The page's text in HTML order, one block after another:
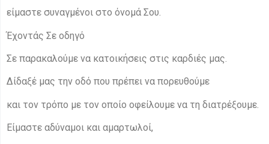
είμαστε συναγμένοι στο όνομά Σου.
Έχοντάς Σε οδηγό
Σε παρακαλούμε να κατοικήσεις στις καρδιές μας.
Δίδαξέ μας την οδό που πρέπει να πορευθούμε
και τον τρόπο με τον οποίο οφείλουμε να τη διατρέξουμε.
Είμαστε αδύναμοι και αμαρτωλοί,